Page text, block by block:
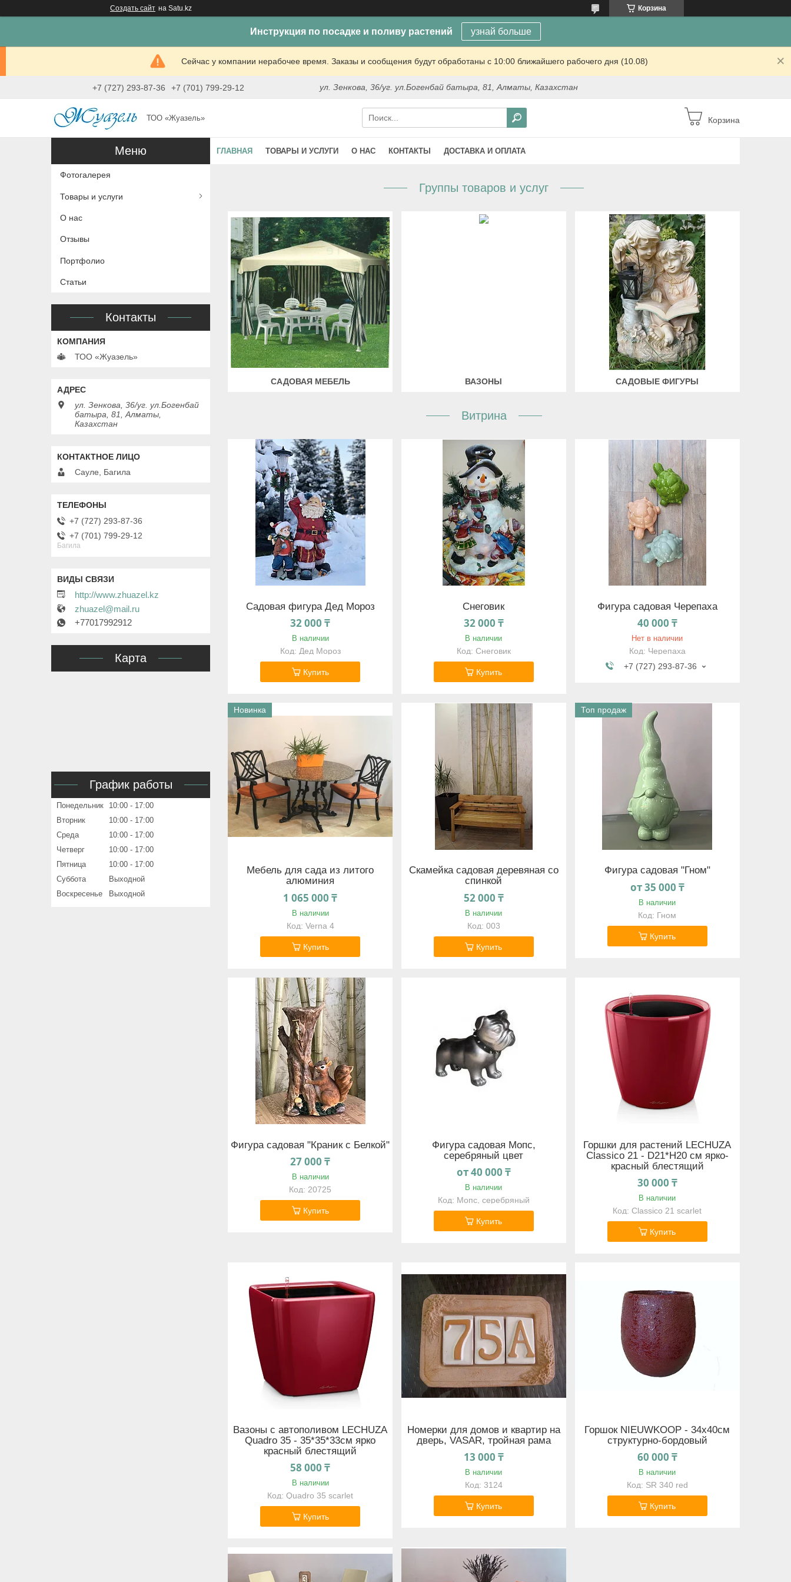
Создать сайт на Satu.kz Корзина
Инструкция по посадке и поливу растений узнай больше
Сейчас у компании нерабочее время. Заказы и сообщения будут обработаны с 10:00 ближайшего рабочего дня (10.08)
+7 (727) 293-87-36 +7 (701) 799-29-12 ул. Зенкова, 36/уг. ул.Богенбай батыра, 81, Алматы, Казахстан
ТОО «Жуазель» Корзина
ГЛАВНАЯ ТОВАРЫ И УСЛУГИ О НАС КОНТАКТЫ ДОСТАВКА И ОПЛАТА
Группы товаров и услуг
САДОВАЯ МЕБЕЛЬ ВАЗОНЫ САДОВЫЕ ФИГУРЫ
Витрина
Садовая фигура Дед Мороз
32 000 ₸
В наличии
Дед Мороз
Купить
Снеговик
32 000 ₸
В наличии
Снеговик
Купить
Фигура садовая Черепаха
40 000 ₸
Нет в наличии
Черепаха
+7 (727) 293-87-36
Новинка
Мебель для сада из литого
алюминия
1 065 000 ₸
В наличии
Verna 4
Купить
Скамейка садовая деревяная со
спинкой
52 000 ₸
В наличии
003
Купить
Топ продаж
Фигура садовая "Гном"
от 35 000 ₸
В наличии
Гном
Купить
Фигура садовая "Краник с Белкой"
27 000 ₸
В наличии
20725
Купить
Фигура садовая Мопс,
серебряный цвет
от 40 000 ₸
В наличии
Мопс, серебряный
Купить
Горшки для растений LECHUZA
Classico 21 - D21*H20 см ярко-
красный блестящий
30 000 ₸
В наличии
Classico 21 scarlet
Купить
Вазоны с автополивом LECHUZA
Quadro 35 - 35*35*33cм ярко
красный блестящий
58 000 ₸
В наличии
Quadro 35 scarlet
Купить
Номерки для домов и квартир на
дверь, VASAR, тройная рама
13 000 ₸
В наличии
3124
Купить
Горшок NIEUWKOOP - 34x40cм
структурно-бордовый
60 000 ₸
В наличии
SR 340 red
Купить
Фотогалерея
Товары и услуги
О нас
Отзывы
Портфолио
Статьи
Контакты
ТОО «Жуазель»
ул. Зенкова, 36/уг. ул.Богенбай
батыра, 81, Алматы,
Казахстан
Сауле, Багила
+7 (727) 293-87-36
+7 (701) 799-29-12
Багила
http://www.zhuazel.kz
zhuazel@mail.ru
+77017992912
Карта
График работы
Понедельник 10:00
17:00
Вторник
10:00
17:00
Среда
10:00
17:00
Четверг
10:00
17:00
Пятница
10:00
17:00
Суббота
Выходной
Воскресенье
Выходной